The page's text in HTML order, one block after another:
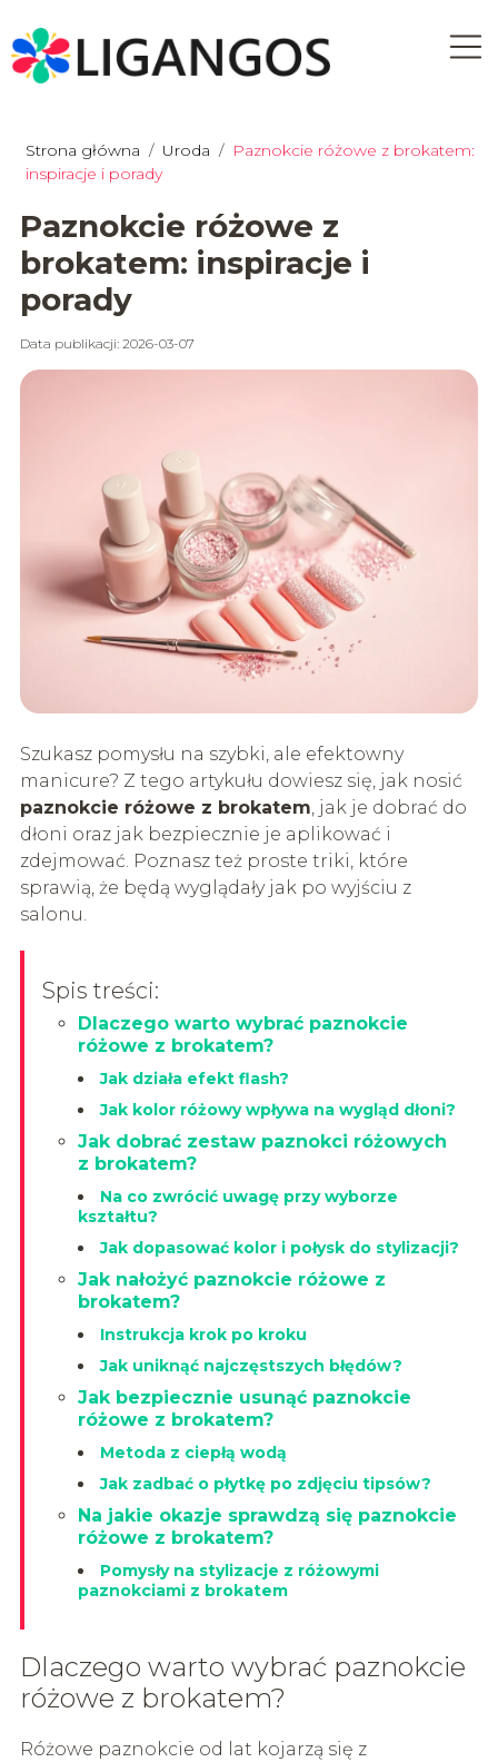
Strona główna / Uroda / Paznokcie różowe z brokatem:
inspiracje i porady
Paznokcie różowe z
brokatem: inspiracje i
porady
Data publikacji: 2026-03-07
Szukasz pomysłu na szybki, ale efektowny
manicure? Z tego artykułu dowiesz się, jak nosić
paznokcie różowe z brokatem, jak je dobrać do
dłoni oraz jak bezpiecznie je aplikować i
zdejmować. Poznasz też proste triki, które
sprawią, że będą wyglądały jak po wyjściu z
salonu.
Spis treści:
Dlaczego warto wybrać paznokcie
różowe z brokatem?
Jak działa efekt flash?
Jak kolor różowy wpływa na wygląd dłoni?
Jak dobrać zestaw paznokci różowych
z brokatem?
Na co zwrócić uwagę przy wyborze
kształtu?
Jak dopasować kolor i połysk do stylizacji?
Jak nałożyć paznokcie różowe z
brokatem?
Instrukcja krok po kroku
Jak uniknąć najczęstszych błędów?
Jak bezpiecznie usunąć paznokcie
różowe z brokatem?
Metoda z ciepłą wodą
Jak zadbać o płytkę po zdjęciu tipsów?
Na jakie okazje sprawdzą się paznokcie
różowe z brokatem?
Pomysły na stylizacje z różowymi
paznokciami z brokatem
Dlaczego warto wybrać paznokcie
różowe z brokatem?
Różowe paznokcie od lat kojarzą się z